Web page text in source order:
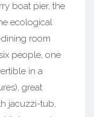
boat pier, the
ecological
room
people, one
in a
great
jacuzzi-tub,